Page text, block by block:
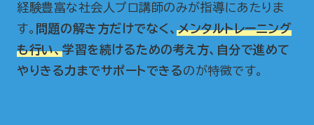
経験豊富な社会人プロ講師のみが指導にあたりま
す。 問題の解き方だけでなく、メンタルトレーニング
も行い、学習を続けるための考え方、自分で進めて
やりきる力までサポートできるのが特徴です。